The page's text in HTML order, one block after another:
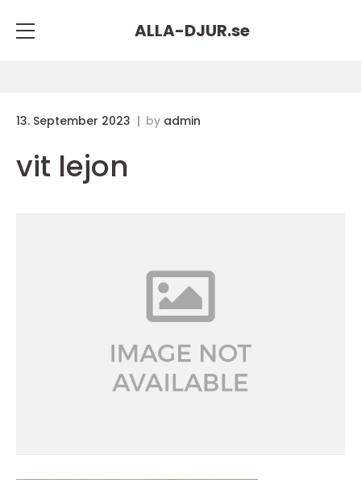
ALLA-DJUR.se
13. September 2023 by admin
vit lejon